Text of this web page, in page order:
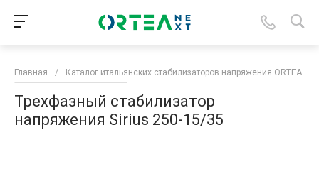
Главная / Каталог итальянских стабилизаторов напряжения ORTEA
Трехфазный стабилизатор
напряжения Sirius 250-15/35